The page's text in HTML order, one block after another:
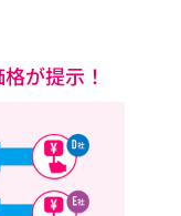
が提示！